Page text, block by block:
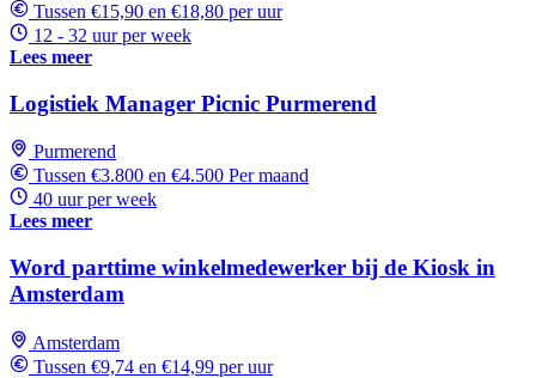
Tussen €15,90 en €18,80 per uur
12 - 32 uur per week
Lees meer
Logistiek Manager Picnic Purmerend
Purmerend
Tussen €3.800 en €4.500 Per maand
40 uur per week
Lees meer
Word parttime winkelmedewerker bij de Kiosk in
Amsterdam
Amsterdam
Tussen €9,74 en €14,99 per uur